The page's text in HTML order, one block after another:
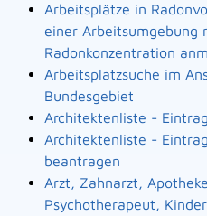
Arbeitsplätze in
einer Arbeitsumgebung
Radonkonzentration
Arbeitsplatzsuche im
Bundesgebiet
Architektenliste -
Architektenliste -
beantragen
Arzt, Zahnarzt,
Psychotherapeut,